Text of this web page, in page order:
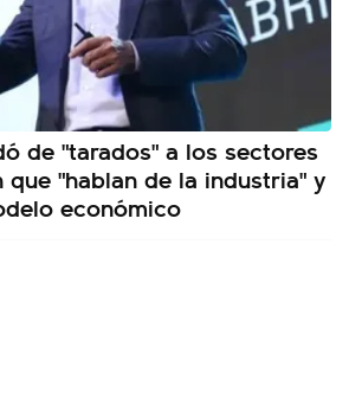
de "tarados" a los sectores
"hablan de la industria" y
económico